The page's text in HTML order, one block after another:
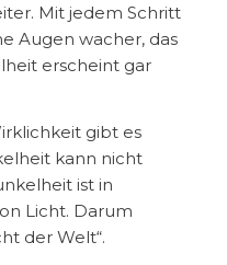
Mit jedem Schritt
Augen wacher, das
erscheint gar
gibt es
kann nicht
ist in
Licht. Darum
der Welt“.